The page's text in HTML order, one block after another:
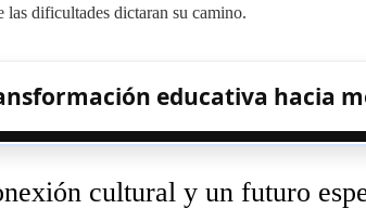
las dificultades dictaran su camino.
educativa hacia
cultural y un futuro